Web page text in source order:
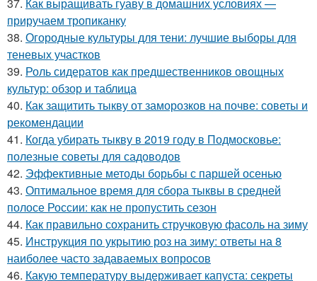
приручаем тропиканку
38. Огородные культуры для тени: лучшие выборы для
теневых участков
39. Роль сидератов как предшественников овощных
культур: обзор и таблица
40. Как защитить тыкву от заморозков на почве: советы и
рекомендации
41. Когда убирать тыкву в 2019 году в Подмосковье:
полезные советы для садоводов
42. Эффективные методы борьбы с паршей осенью
43. Оптимальное время для сбора тыквы в средней
полосе России: как не пропустить сезон
44. Как правильно сохранить стручковую фасоль на зиму
45. Инструкция по укрытию роз на зиму: ответы на 8
наиболее часто задаваемых вопросов
46. Какую температуру выдерживает капуста: секреты